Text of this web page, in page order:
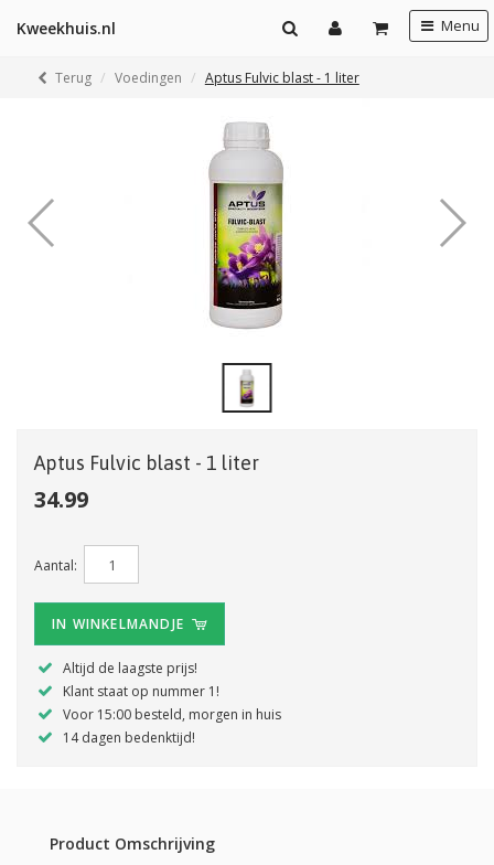
Kweekhuis.nl Menu
Terug Voedingen Aptus Fulvic blast - 1 liter
Aptus Fulvic blast - 1 liter
34.99
Aantal:
IN WINKELMANDJE
Altijd de laagste prijs!
Klant staat op nummer 1!
Voor 15:00 besteld, morgen in huis
14 dagen bedenktijd!
Product Omschrijving